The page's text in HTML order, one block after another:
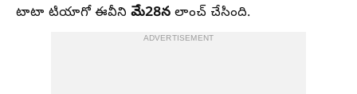
టాటా టియాగో ఈవీని మే28న లాంచ్ చేసింది.
ADVERTISEMENT